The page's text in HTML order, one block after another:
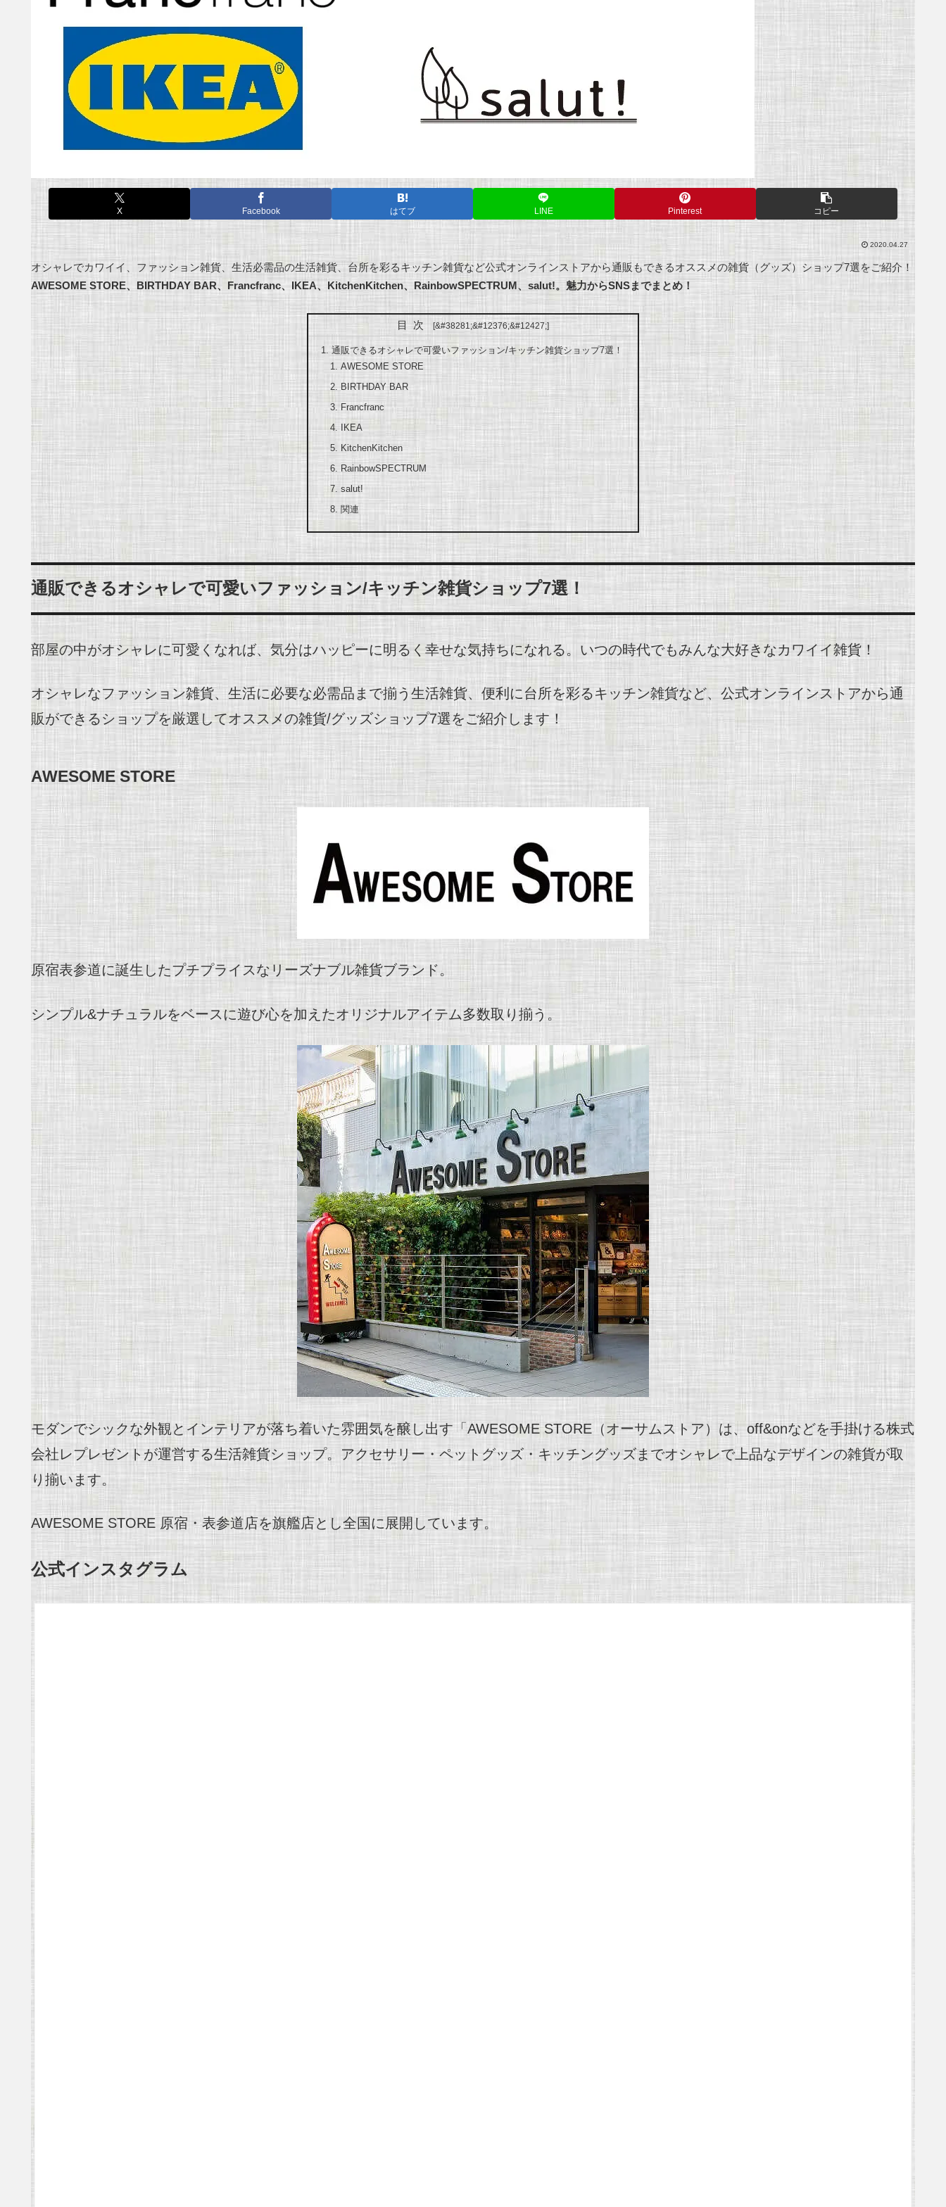
X Facebook はてブ LINE Pinterest コピー
2020.04.27
オシャレでカワイイ、ファッション雑貨、生活必需品の生活雑貨、台所を彩るキッチン雑貨など公式オンラインストアから通販もできるオススメの雑貨（グッズ）ショップ7選をご紹介！
AWESOME STORE、BIRTHDAY BAR、Francfranc、IKEA、KitchenKitchen、RainbowSPECTRUM、salut!。魅力からSNSまでまとめ！
目次
通販できるオシャレで可愛いファッション/キッチン雑貨ショップ7選！
AWESOME STORE
BIRTHDAY BAR
Francfranc
IKEA
KitchenKitchen
RainbowSPECTRUM
salut!
関連
通販できるオシャレで可愛いファッション/キッチン雑貨ショップ7選！
部屋の中がオシャレに可愛くなれば、気分はハッピーに明るく幸せな気持ちになれる。いつの時代でもみんな大好きなカワイイ雑貨！
オシャレなファッション雑貨、生活に必要な必需品まで揃う生活雑貨、便利に台所を彩るキッチン雑貨など、公式オンラインストアから通
販ができるショップを厳選してオススメの雑貨/グッズショップ7選をご紹介します！
AWESOME STORE
原宿表参道に誕生したプチプライスなリーズナブル雑貨ブランド。
シンプル&ナチュラルをベースに遊び心を加えたオリジナルアイテム多数取り揃う。
モダンでシックな外観とインテリアが落ち着いた雰囲気を醸し出す「AWESOME STORE（オーサムストア）は、off&onなどを手掛ける株式
会社レプレゼントが運営する生活雑貨ショップ。アクセサリー・ペットグッズ・キッチングッズまでオシャレで上品なデザインの雑貨が取
り揃います。
AWESOME STORE 原宿・表参道店を旗艦店とし全国に展開しています。
公式インスタグラム